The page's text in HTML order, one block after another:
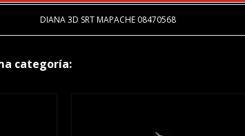
DIANA 3D SRT MAPACHE 08470568
categoría: